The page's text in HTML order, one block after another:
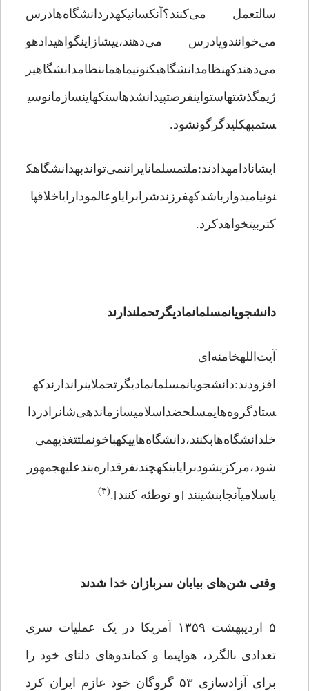
سالتعمل می‌کنند؟آنکسانیکهدردانشگاه‌هادرس
می‌خوانندویادرس می‌دهند،پیشازاینگواهیدادهو
می‌دهندکهنظامدانشگاهیکنونیماهماننظامدانشگاهیر
ژیمگذشتهاستواینفرصتپیدانشدهاستکهاینسازمانوسی
ستمبهکلیدگرگونشود.
ایشانادامهدادند:ملتمسلمانایراننمی‌تواندبهدانشگاهک
نونیامیدوارباشدکهفرزندشرابرایاوعالمودارایاخلاقپا
کتربیتخواهدکرد.
دانشجویانمسلمانمادیگرتحملندارند
آیت‌اللهخامنه‌ای
افزودند:دانشجویانمسلمانمادیگرتحملاینراندارندکه
ستادگروه‌هایمسلحضداسلامیسازماندهی‌شانرادردا
خلدانشگاه‌هابکنند،دانشگاه‌هاییکهباخونملتتغذیهمی‌
شود،مرکزیشودبرایاینکهچندنفرقداره‌بندعلیهجمهور
یاسلامیآنجابنشینند [و توطئه کنند].(۳)
وقتی شن‌های بیابان سربازان خدا شدند
۵ اردیبهشت ۱۳۵۹ آمریکا در یک عملیات سری
تعدادی بالگرد، هواپیما و کماندوهای دلتای خود را
برای آزادسازی ۵۳ گروگان خود عازم ایران کرد